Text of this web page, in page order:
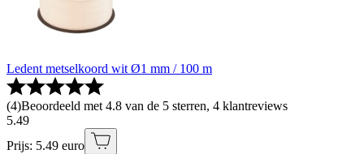
Ledent metselkoord wit Ø1 mm / 100 m
(4)Beoordeeld met 4.8 van de 5 sterren, 4 klantreviews
5.49
Prijs: 5.49 euro